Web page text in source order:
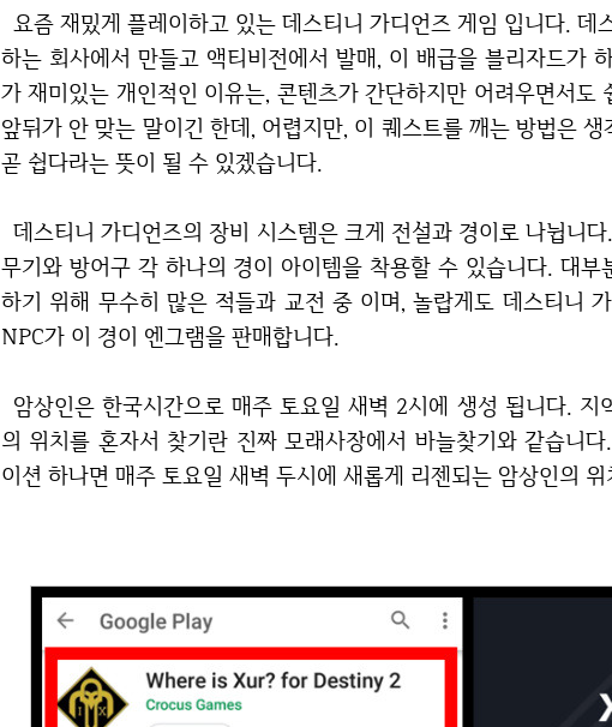
요즘 재밌게 플레이하고 있는 데스티니 가디언즈 게임 입니다. 데스티니 가디언즈는 번지(Bungi) 라고
하는 회사에서 만들고 액티비전에서 발매, 이 배급을 블리자드가
가 재미있는 개인적인 이유는, 콘텐츠가 간단하지만 어려우면서
앞뒤가 안 맞는 말이긴 한데, 어렵지만, 이 퀘스트를 깨는 방법은
곧 쉽다라는 뜻이 될 수 있겠습니다.
데스티니 가디언즈의 장비 시스템은 크게 전설과 경이로 나뉩니다. 장비는 무기와 방어구로 나뉘며, 이
무기와 방어구 각 하나의 경이 아이템을 착용할 수 있습니다. 대
하기 위해 무수히 많은 적들과 교전 중 이며, 놀랍게도 데스티니
NPC가 이 경이 엔그램을 판매합니다.
암상인은 한국시간으로 매주 토요일 새벽 2시에 생성 됩니다. 지역은 랜덤으로 생성되어서 이 암상인
의 위치를 혼자서 찾기란 진짜 모래사장에서 바늘찾기와 같습니
이션 하나면 매주 토요일 새벽 두시에 새롭게 리젠되는 암상인의